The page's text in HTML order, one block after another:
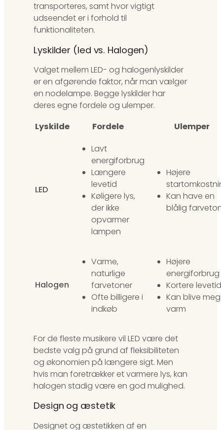
transporteres, samt hvor vigtigt
udseendet er i forhold til
funktionaliteten.
Lyskilder (led vs. Halogen)
Valget mellem LED- og halogenlyskilder
er en afgørende faktor, når man vælger
en nodelampe. Begge lyskilder har
deres egne fordele og ulemper.
Lyskilde
Fordele Ulemper
LED
Lavt
energiforbrug
Længere
levetid
Køligere lys,
der ikke
opvarmer
lampen
Højere
Kan have en
blålig
Halogen
Varme,
naturlige
farvetoner
Ofte billigere i
indkøb
Højere
energiforbrug
Kortere levetid
Kan blive
varm
For de fleste musikere vil LED være det
bedste valg på grund af fleksibiliteten
og økonomien på længere sigt. Men
hvis man foretrækker et varmere lys, kan
halogen stadig være en god mulighed.
Design og æstetik
Designet og æstetikken af en